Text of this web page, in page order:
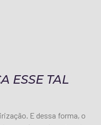
ESSE TAL
E dessa forma, o